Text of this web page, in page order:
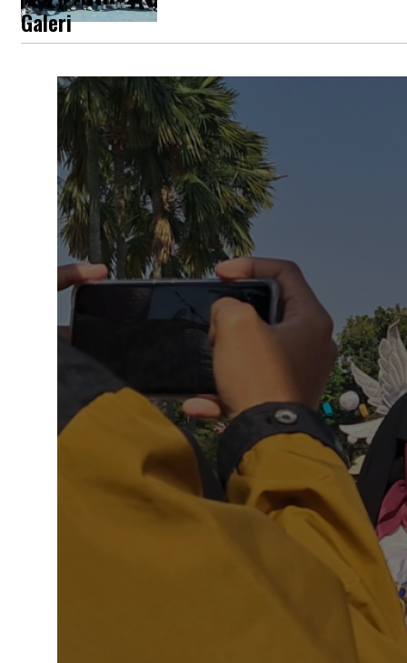
Galeri